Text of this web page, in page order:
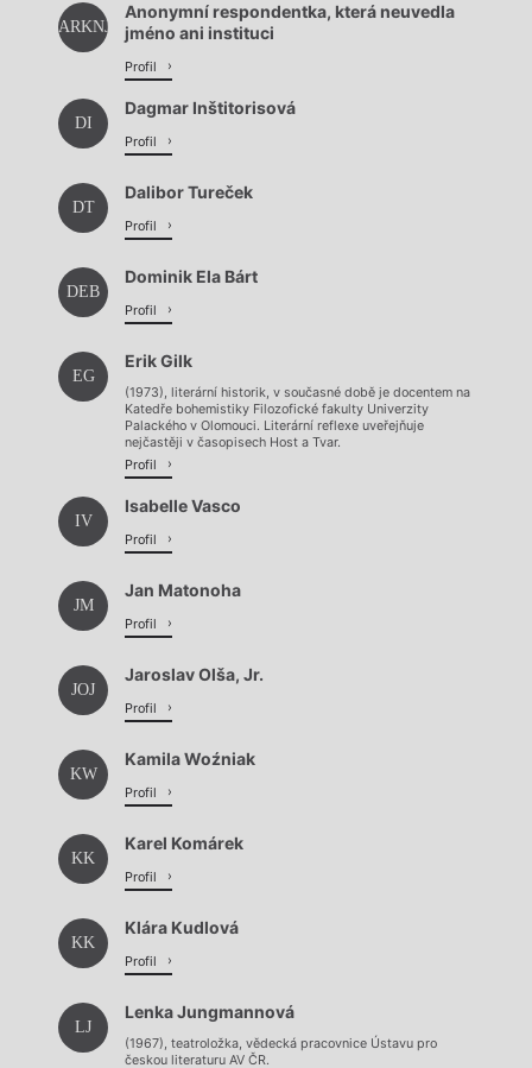
ARKNJAI
Anonymní respondentka, která neuvedla
jméno ani instituci
Profil
DI
Dagmar Inštitorisová
Profil
DT
Dalibor Tureček
Profil
DEB
Dominik Ela Bárt
Profil
EG
Erik Gilk
(1973), literární historik, v současné době je docentem na
Katedře bohemistiky Filozofické fakulty Univerzity
Palackého v Olomouci. Literární reflexe uveřejňuje
nejčastěji v časopisech Host a Tvar.
Profil
IV
Isabelle Vasco
Profil
JM
Jan Matonoha
Profil
JOJ
Jaroslav Olša, Jr.
Profil
KW
Kamila Woźniak
Profil
KK
Karel Komárek
Profil
KK
Klára Kudlová
Profil
LJ
Lenka Jungmannová
(1967), teatroložka, vědecká pracovnice Ústavu pro
českou literaturu AV ČR.